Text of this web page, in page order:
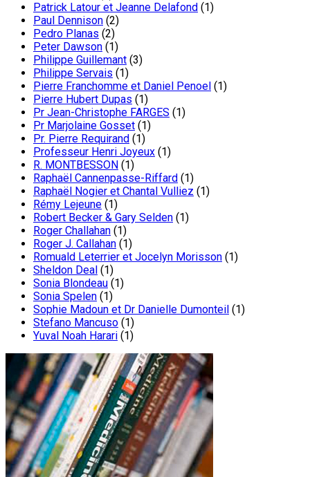
Patrick Latour et Jeanne Delafond (1)
Paul Dennison (2)
Pedro Planas (2)
Peter Dawson (1)
Philippe Guillemant (3)
Philippe Servais (1)
Pierre Franchomme et Daniel Penoel (1)
Pierre Hubert Dupas (1)
Pr Jean-Christophe FARGES (1)
Pr Marjolaine Gosset (1)
Pr. Pierre Requirand (1)
Professeur Henri Joyeux (1)
R. MONTBESSON (1)
Raphaël Cannenpasse-Riffard (1)
Raphaël Nogier et Chantal Vulliez (1)
Rémy Lejeune (1)
Robert Becker & Gary Selden (1)
Roger Challahan (1)
Roger J. Callahan (1)
Romuald Leterrier et Jocelyn Morisson (1)
Sheldon Deal (1)
Sonia Blondeau (1)
Sonia Spelen (1)
Sophie Madoun et Dr Danielle Dumonteil (1)
Stefano Mancuso (1)
Yuval Noah Harari (1)